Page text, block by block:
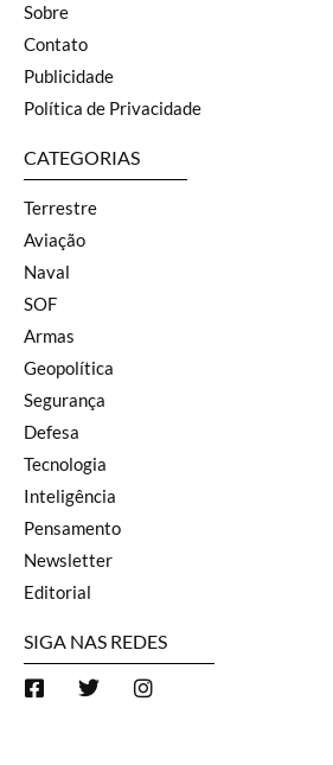
Sobre
Contato
Publicidade
Política de Privacidade
CATEGORIAS
Terrestre
Aviação
Naval
SOF
Armas
Geopolítica
Segurança
Defesa
Tecnologia
Inteligência
Pensamento
Newsletter
Editorial
SIGA NAS REDES